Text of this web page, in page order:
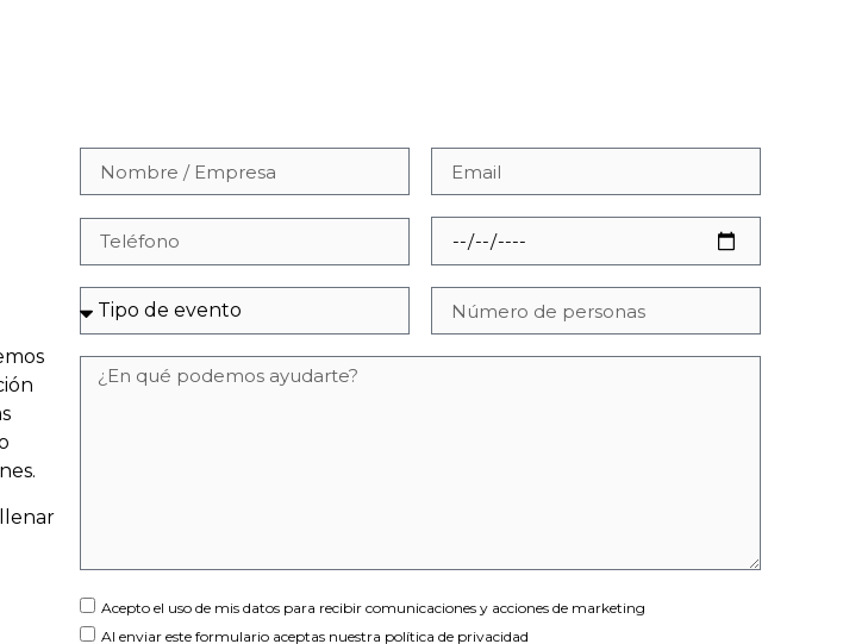
Acepto el uso de mis datos para recibir comunicaciones y acciones de marketing
Al enviar este formulario aceptas nuestra política de privacidad